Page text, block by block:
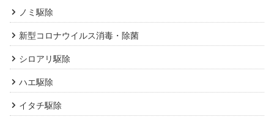
ノミ駆除
新型コロナウイルス消毒・除菌
シロアリ駆除
ハエ駆除
イタチ駆除